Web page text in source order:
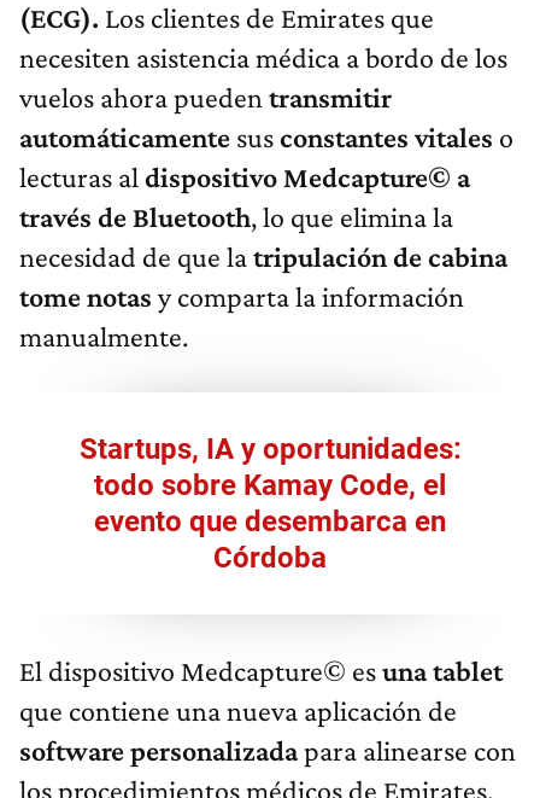
(ECG). Los clientes de Emirates que
necesiten asistencia médica a bordo de los
vuelos ahora pueden transmitir
automáticamente susconstantes vitales o
lecturas al dispositivo Medcapture© a
través de Bluetooth, lo que elimina la
necesidad de que latripulación de cabina
tome notas y comparta la información
manualmente.
Startups, IA y oportunidades:
todo sobre Kamay Code, el
evento que desembarca en
Córdoba
El dispositivo Medcapture© esuna tablet
que contiene una nueva aplicación de
software personalizadapara alinearse con
los procedimientos médicos de Emirates.